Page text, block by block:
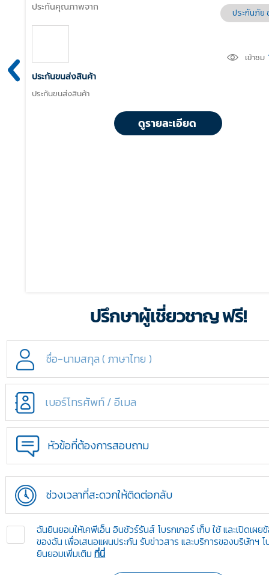
ประกันภัย
ประกันคุณภาพจาก
เข้าชม
ประกันขนส่งสินค้า
ประกันขนส่งสินค้า
ดูรายละเอียด
ปรึกษาผู้เชี่ยวชาญ ฟรี!
หัวข้อที่ต้องการสอบถาม
ช่วงเวลาที่สะดวกให้ติดต่อกลับ
ฉันยินยอมให้เคพีเอ็น อินชัวร์รันส์ โบรกเกอร์ เก็บ ใช้ และเปิดเผ
ของฉัน เพื่อเสนอแผนประกัน รับข่าวสาร และบริการของบริษัทฯ
ยินยอมเพิ่มเติมที่นี่